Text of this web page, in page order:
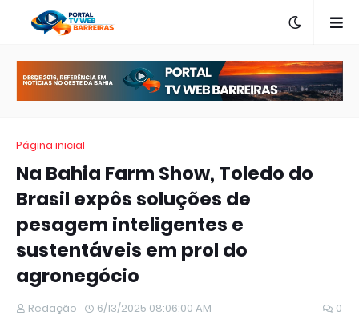
Página inicial
Na Bahia Farm Show, Toledo do
Brasil expôs soluções de
pesagem inteligentes e
sustentáveis em prol do
agronegócio
Redação 6/13/2025 08:06:00 AM 0